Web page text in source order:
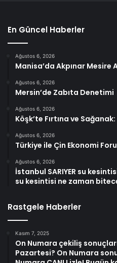
En Güncel Haberler
Ağustos 6, 2026
Manisa’da Akpınar Mesire
Ağustos 6, 2026
Mersin’de Zabıta Denetimi
Ağustos 6, 2026
Köşk’te Fırtına ve Sağanak:
Ağustos 6, 2026
Türkiye ile Çin Ekonomi
Ağustos 6, 2026
İstanbul SARIYER su
su kesintisi ne zaman
Rastgele Haberler
Kasım 7, 2025
On Numara çekiliş sonuçları
Pazartesi? On Numara